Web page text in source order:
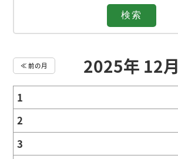
≪ 前の月 2025年 12月
1
2
3